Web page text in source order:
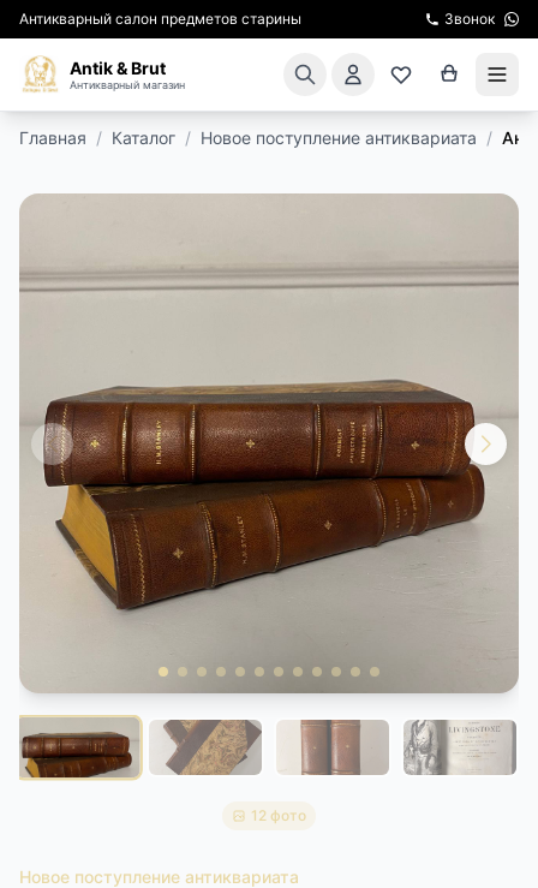
Антикварный салон предметов старины Звонок
Antik & Brut
Антикварный магазин
ПОДАРКИ
ЭКСКУРСИИ
РЕСТАВРАЦИЯ
КУРСЫ ПО РЕСТАВРАЦИИ
КОНТАКТЫ
Главная / Каталог / Новое поступление антиквариата /
12 фото
Новое поступление антиквариата